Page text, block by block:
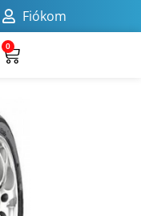
Fiókom
0